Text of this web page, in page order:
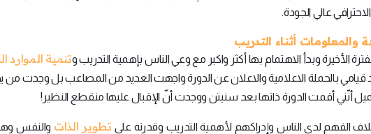
عالي الجودة.
الأخيرة وبدأ الاهتمام بها أكثر واكبر مع وعي الناس بإهمية التدريب وتنمية الموارد
قيامي بالحملة الاعلامية والاعلان عن الدورة واجهت العديد من المصاعب بل وجدت
أنّني أقمت الدورة ذاتها بعد سنيتن ووجدت أنّ الإقبال عليها منقطع النظير!
الفهم لدى الناس وإدراكهم لأهمية التدريب وقدرته على تطوير الذات والنفس